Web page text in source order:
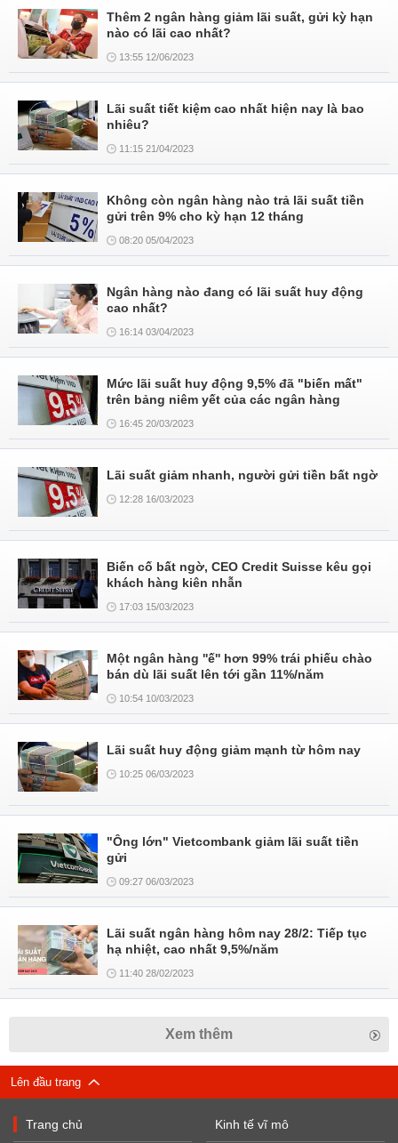
Thêm 2 ngân hàng giảm lãi suất, gửi kỳ hạn
nào có lãi cao nhất?
13:55 12/06/2023
Lãi suất tiết kiệm cao nhất hiện nay là bao
nhiêu?
11:15 21/04/2023
Không còn ngân hàng nào trả lãi suất tiền
gửi trên 9% cho kỳ hạn 12 tháng
08:20 05/04/2023
Ngân hàng nào đang có lãi suất huy động
cao nhất?
16:14 03/04/2023
Mức lãi suất huy động 9,5% đã "biến mất"
trên bảng niêm yết của các ngân hàng
16:45 20/03/2023
Lãi suất giảm nhanh, người gửi tiền bất ngờ
12:28 16/03/2023
Biến cố bất ngờ, CEO Credit Suisse kêu gọi
khách hàng kiên nhẫn
17:03 15/03/2023
Một ngân hàng ''ế'' hơn 99% trái phiếu chào
bán dù lãi suất lên tới gần 11%/năm
10:54 10/03/2023
Lãi suất huy động giảm mạnh từ hôm nay
10:25 06/03/2023
"Ông lớn" Vietcombank giảm lãi suất tiền
gửi
09:27 06/03/2023
Lãi suất ngân hàng hôm nay 28/2: Tiếp tục
hạ nhiệt, cao nhất 9,5%/năm
11:40 28/02/2023
Xem thêm
Lên đầu trang
Trang chủ Kinh tế vĩ mô